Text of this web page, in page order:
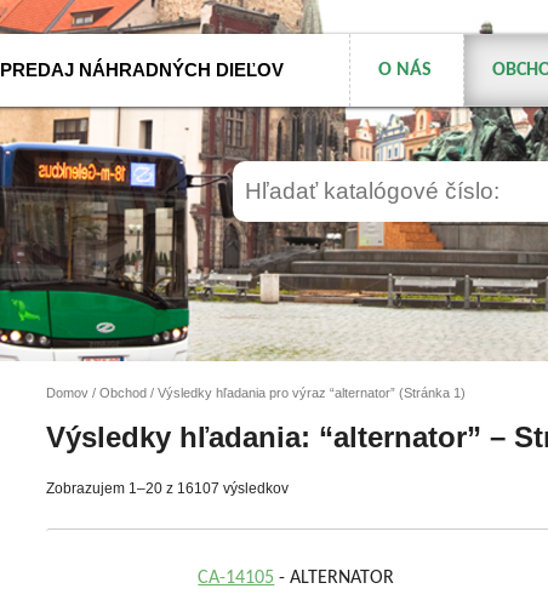
PREDAJ NÁHRADNÝCH DIEĽOV O NÁS
Domov /Obchod / Výsledky hľadania pro výraz “alternator” (Stránka 1)
Výsledky hľadania: “alternator” –
Zobrazujem 1–20 z 16107 výsledkov
CA-14105 - ALTERNATOR